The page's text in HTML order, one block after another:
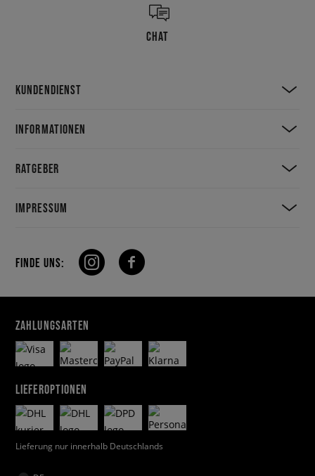
CHAT
KUNDENDIENST
INFORMATIONEN
RATGEBER
IMPRESSUM
FINDE UNS:
ZAHLUNGSARTEN
LIEFEROPTIONEN
Lieferung nur innerhalb Deutschlands